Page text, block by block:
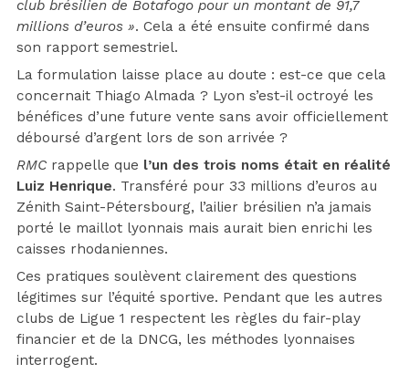
club brésilien de Botafogo pour un montant de 91,7
millions d’euros ». Cela a été ensuite confirmé dans
son rapport semestriel.
La formulation laisse place au doute : est-ce que cela
concernait Thiago Almada ? Lyon s’est-il octroyé les
bénéfices d’une future vente sans avoir officiellement
déboursé d’argent lors de son arrivée ?
RMC rappelle que l’un des trois noms était en réalité
Luiz Henrique. Transféré pour 33 millions d’euros au
Zénith Saint-Pétersbourg, l’ailier brésilien n’a jamais
porté le maillot lyonnais mais aurait bien enrichi les
caisses rhodaniennes.
Ces pratiques soulèvent clairement des questions
légitimes sur l’équité sportive. Pendant que les autres
clubs de Ligue 1 respectent les règles du fair-play
financier et de la DNCG, les méthodes lyonnaises
interrogent.